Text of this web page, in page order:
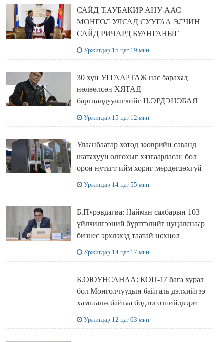
САЙД Т.АУБАКИР АНУ-ААС
МОНГОЛ УЛСАД СУУГАА ЭЛЧИН
САЙД РИЧАРД БУАНГАНЫГ
Уржигдар 15 цаг 19 мин
30 хүн УГГААРТАЖ нас барахад
нөлөөлсөн ХЯТАД
барьцалдуулагчийг Ц.ЭРДЭНЭБАЯР
Уржигдар 15 цаг 12 мин
Улаанбаатар хотод зөөврийн саванд
шатахуун олгохыг хязгаарласан бол
орон нутагт ийм хориг мөрдөгдөхгүй
Уржигдар 14 цаг 55 мин
Б.Пүрэвдагва: Найман салбарын 103
үйлчилгээний бүртгэлийг цуцалснаар
бизнес эрхлэхэд таатай нөхцөл
Уржигдар 14 цаг 17 мин
Б.ОЮУНСАНАА: КОП-17 бага хурал
бол Монголчуудын байгаль дэлхийгээ
хамгаалж байгаа бодлого шийдвэрийг
Уржигдар 12 цаг 03 мин